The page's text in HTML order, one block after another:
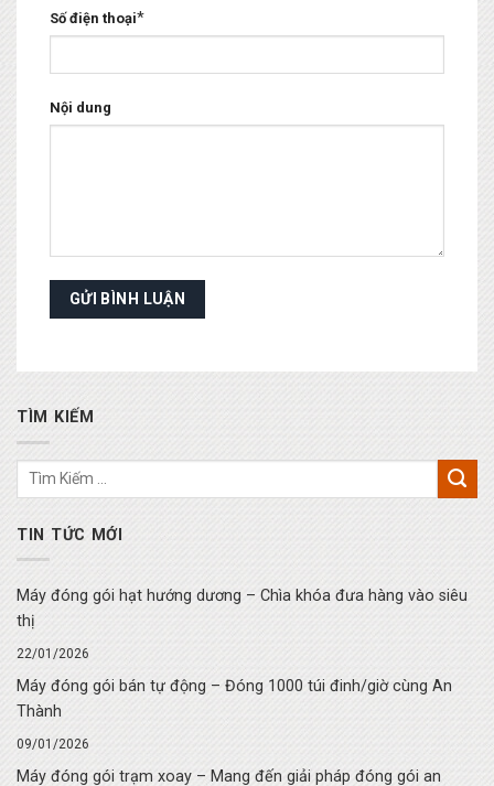
Số điện thoại*
Nội dung
TÌM KIẾM
TIN TỨC MỚI
Máy đóng gói hạt hướng dương – Chìa khóa đưa hàng vào siêu
thị
22/01/2026
Máy đóng gói bán tự động – Đóng 1000 túi đinh/giờ cùng An
Thành
09/01/2026
Máy đóng gói trạm xoay – Mang đến giải pháp đóng gói an